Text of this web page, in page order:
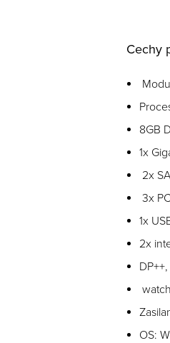
Cechy
8GB
1x
2x
3x
1x
2x
OS: